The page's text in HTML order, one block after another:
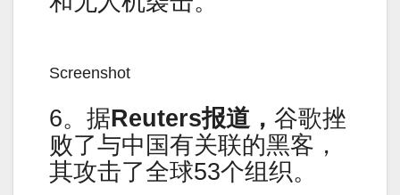
Screenshot
6。据Reuters报道， 谷歌挫
败了与中国有关联的黑客，
其攻击了全球53个组织。